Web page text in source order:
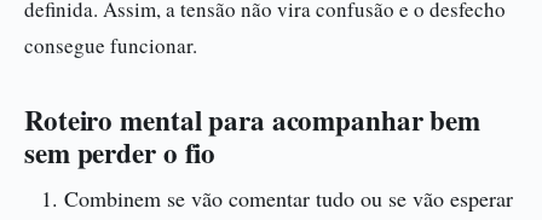
definida. Assim, a tensão não vira confusão e o desfecho
consegue funcionar.
Roteiro mental para acompanhar bem
sem perder o fio
Combinem se vão comentar tudo ou se vão esperar